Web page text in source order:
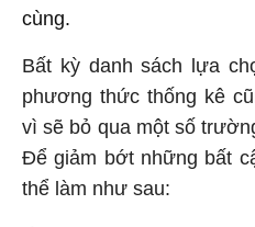
cùng.
Bất kỳ danh sách lựa
phương thức thống kê
vì sẽ bỏ qua một số
Để giảm bớt những bất
thể làm như sau: